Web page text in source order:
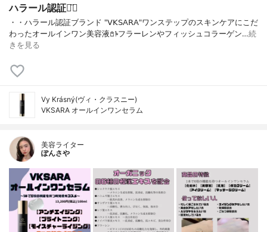
ハラール認証◡̈⃝
・ ・ ハラール認証ブランド "𝖵𝖪𝖲𝖠𝖱𝖠" ワンステップのスキンケアにこだ
わった オールインワン美容液𖤘𖠱 フラーレンやフィッシュコラーゲン…続
きを見る
Vy Krásný(ヴィ・クラスニー)
VKSARA オールインワンセラム
美容ライター
ぽんさや